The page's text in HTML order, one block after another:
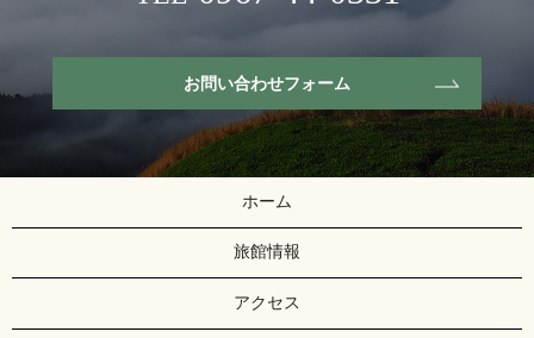
お問い合わせフォーム
ホーム
旅館情報
アクセス